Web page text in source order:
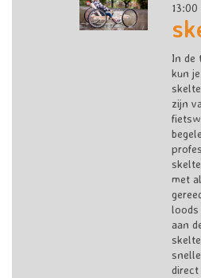
In de
kun
zijn
met
loods
aan